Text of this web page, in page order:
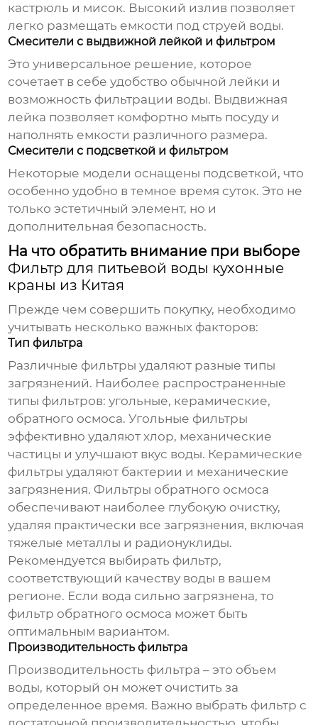
кастрюль и мисок. Высокий излив позволяет
легко размещать емкости под струей воды.
Смесители с выдвижной лейкой и фильтром
Это универсальное решение, которое
сочетает в себе удобство обычной лейки и
возможность фильтрации воды. Выдвижная
лейка позволяет комфортно мыть посуду и
наполнять емкости различного размера.
Смесители с подсветкой и фильтром
Некоторые модели оснащены подсветкой, что
особенно удобно в темное время суток. Это не
только эстетичный элемент, но и
дополнительная безопасность.
На что обратить внимание при выборе
Фильтр для питьевой воды кухонные
краны из Китая
Прежде чем совершить покупку, необходимо
учитывать несколько важных факторов:
Тип фильтра
Различные фильтры удаляют разные типы
загрязнений. Наиболее распространенные
типы фильтров: угольные, керамические,
обратного осмоса. Угольные фильтры
эффективно удаляют хлор, механические
частицы и улучшают вкус воды. Керамические
фильтры удаляют бактерии и механические
загрязнения. Фильтры обратного осмоса
обеспечивают наиболее глубокую очистку,
удаляя практически все загрязнения, включая
тяжелые металлы и радионуклиды.
Рекомендуется выбирать фильтр,
соответствующий качеству воды в вашем
регионе. Если вода сильно загрязнена, то
фильтр обратного осмоса может быть
оптимальным вариантом.
Производительность фильтра
Производительность фильтра – это объем
воды, который он может очистить за
определенное время. Важно выбрать фильтр с